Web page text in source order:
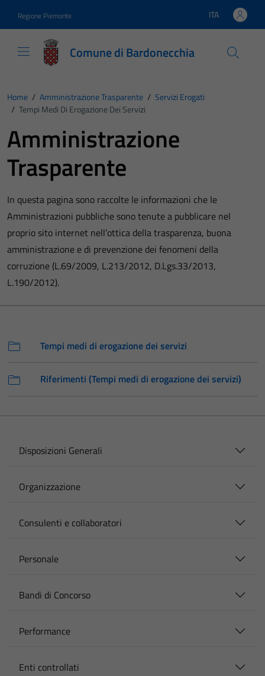
Regione Piemonte Lingua attiva:
ITA
Comune di Bardonecchia
Home / Amministrazione Trasparente / Servizi Erogati
/ Tempi Medi Di Erogazione Dei Servizi
Amministrazione
Trasparente
In questa pagina sono raccolte le informazioni che le
Amministrazioni pubbliche sono tenute a pubblicare nel
proprio sito internet nell’ottica della trasparenza, buona
amministrazione e di prevenzione dei fenomeni della
corruzione (L.69/2009, L.213/2012, D.Lgs.33/2013,
L.190/2012).
Tempi medi di erogazione dei servizi
Riferimenti (Tempi medi di erogazione dei servizi)
Disposizioni Generali
Organizzazione
Consulenti e collaboratori
Personale
Bandi di Concorso
Performance
Enti controllati